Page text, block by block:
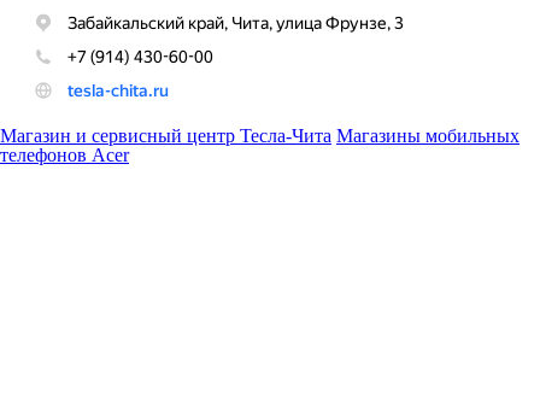
Магазин и сервисный центр Тесла-Чита Магазины мобильных
телефонов Acer